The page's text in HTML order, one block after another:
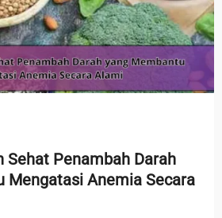
Sehat Penambah Darah
Mengatasi Anemia Secara